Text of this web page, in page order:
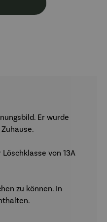
Er wurde
von 13A
zu können. In